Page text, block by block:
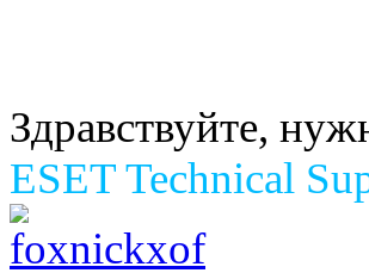
Здравствуйте,
ESET Technical